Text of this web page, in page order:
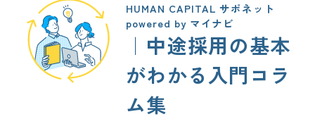
HUMAN CAPITAL サポネット
powered by マイナビ
｜中途採用の基本
がわかる入門コラ
ム集